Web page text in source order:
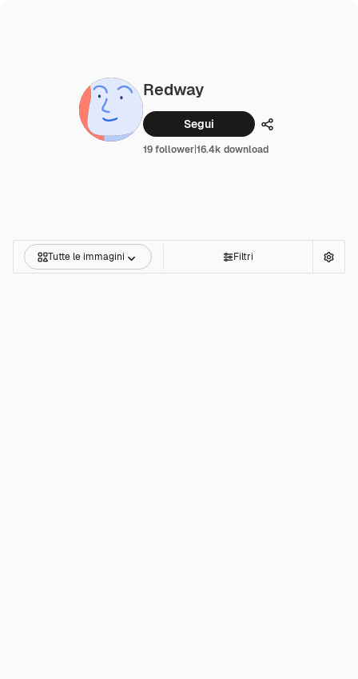
Redway
Segui Condividi
19 follower|16.4k download
Tutte le immagini Filtri